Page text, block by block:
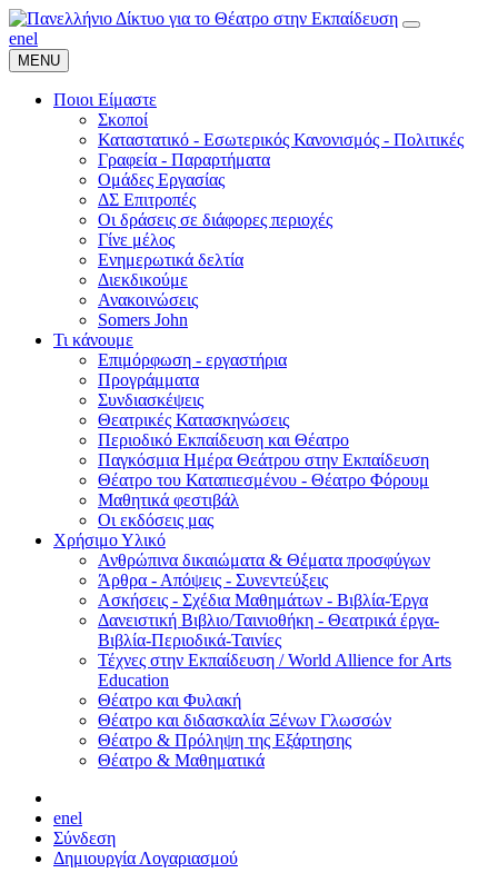
enel
MENU
Ποιοι Είμαστε
Σκοποί
Καταστατικό - Εσωτερικός Κανονισμός - Πολιτικές
Γραφεία - Παραρτήματα
Ομάδες Εργασίας
ΔΣ Επιτροπές
Οι δράσεις σε διάφορες περιοχές
Γίνε μέλος
Ενημερωτικά δελτία
Διεκδικούμε
Ανακοινώσεις
Somers John
Τι κάνουμε
Επιμόρφωση - εργαστήρια
Προγράμματα
Συνδιασκέψεις
Θεατρικές Κατασκηνώσεις
Περιοδικό Εκπαίδευση και Θέατρο
Παγκόσμια Ημέρα Θεάτρου στην Εκπαίδευση
Θέατρο του Καταπιεσμένου - Θέατρο Φόρουμ
Μαθητικά φεστιβάλ
Οι εκδόσεις μας
Χρήσιμο Υλικό
Ανθρώπινα δικαιώματα & Θέματα προσφύγων
Άρθρα - Απόψεις - Συνεντεύξεις
Ασκήσεις - Σχέδια Μαθημάτων - Βιβλία-Έργα
Δανειστική Βιβλιο/Ταινιοθήκη - Θεατρικά έργα-
Βιβλία-Περιοδικά-Ταινίες
Τέχνες στην Εκπαίδευση / World Allience for Arts
Education
Θέατρο και Φυλακή
Θέατρο και διδασκαλία Ξένων Γλωσσών
Θέατρο & Πρόληψη της Εξάρτησης
Θέατρο & Μαθηματικά
enel
Σύνδεση
Δημιουργία Λογαριασμού